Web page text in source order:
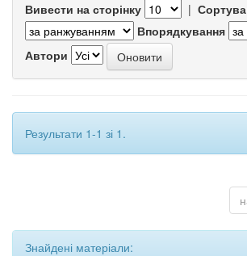
Вивести на сторінку |
Впорядкування
Автори
Результати 1-1 зі 1.
Знайдені матеріали: